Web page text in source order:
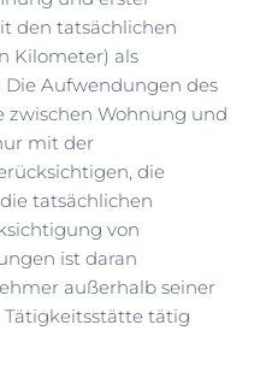
den tatsächlichen
Kilometer) als
Aufwendungen des
zwischen Wohnung und
mit der
die
tatsächlichen
von
ist daran
außerhalb seiner
tätig